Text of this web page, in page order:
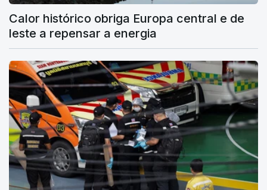
Calor histórico obriga Europa central e de
leste a repensar a energia